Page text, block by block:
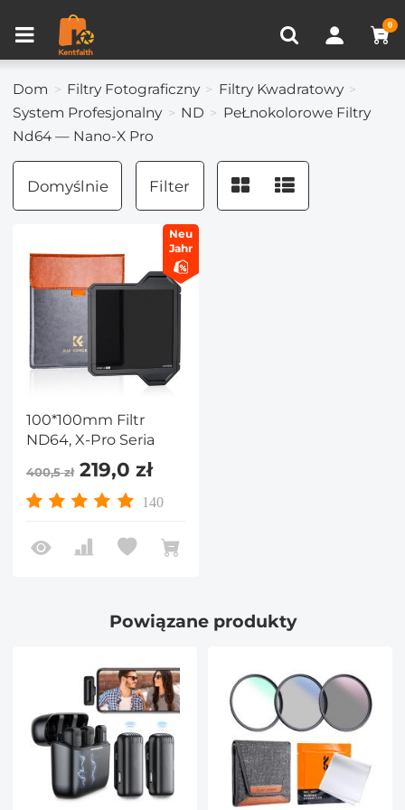
0
Porównanie produktów (0)
Dom Filtry Fotograficzny
Filtry Kwadratowy
System Profesjonalny
ND
PeŁnokolorowe Filtry
Nd64 — Nano-X Pro
Domyślnie Filter
Neu
Jahr
100*100mm Filtr
ND64, X-Pro Seria
400,5 zł219,0 zł
140
Powiązane produkty